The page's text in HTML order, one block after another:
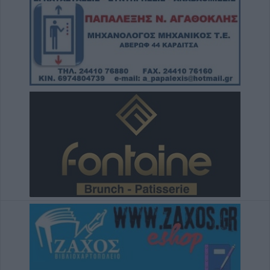
μετεγκατάστασης του Λαμπερού - Τι
προβλέπει μελέτη υποστηρικτικών
διαδικασιών
Την Κυριακή 9 Αυγούστου κηδεία του
Κωνσταντίνου Θέου
Συλλήψεις σε Λάρισα, Μαγνησία και Τρίκαλα
για διατάραξη κοινής ησυχίας, παραβάσεις
στον αιγιαλό, ναρκωτικά και οδήγηση υπό
9 Αυγούστου 2026, 10:27
Διάθεση 1.800 νεοσσών και 235
γεννητόρων κυνηγετικού φασιανού από το
εκτροφείο Μπαλάνου στο Μουζάκι
9 Αυγούστου 2026, 09:38
Από τη Γη στη Σελήνη: Το κομμάτι πύραυλου
που προσέκρουσε στη Σελήνη γίνεται χρυσή